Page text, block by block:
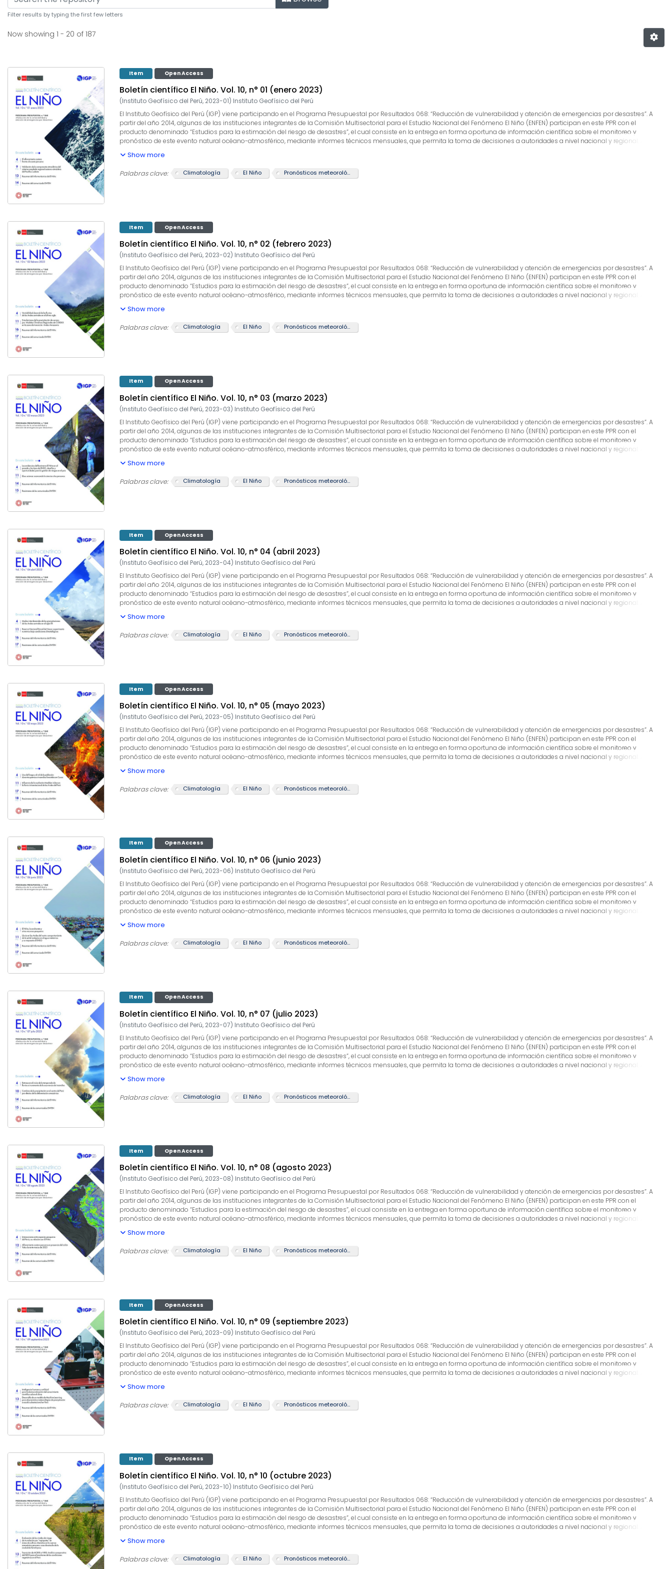
Filter results by typing the first few letters
Now showing 1 - 20 of 187
Item Open Access
Boletín científico El Niño. Vol. 10, n° 01 (enero 2023)
(Instituto Geofísico del Perú, 2023-01) Instituto Geofísico del Perú
El Instituto Geofísico del Perú (IGP) viene participando en el Programa Presupuestal por Resultados 068: “Reducción de vulnerabilidad y atención de emergencias por desastres”. A
partir del año 2014, algunas de las instituciones integrantes de la Comisión Multisectorial para el Estudio Nacional del Fenómeno El Niño (ENFEN) participan en este PPR con el
producto denominado “Estudios para la estimación del riesgo de desastres”, el cual consiste en la entrega en forma oportuna de información científica sobre el monitoreo y
pronóstico de este evento natural océano-atmosférico, mediante informes técnicos mensuales, que permita la toma de decisiones a autoridades a nivel nacional y regional. A este
climáticos internacionales, el desarrollo y validación de nuevos modelos de pronóstico, así como el desarrollo de estudios científicos que fortalecerán en forma continua la
capacidad para este fin. El presente boletín tiene como objetivo difundir conocimientos y avances científicos, además de noticias relacionadas, con la finalidad de mantener
informados a los usuarios y proporcionarles las herramientas para un uso óptimo de la información presentada.
Show more
Palabras clave: Climatología El Niño Pronósticos meteorológicos
Item Open Access
Boletín científico El Niño. Vol. 10, n° 02 (febrero 2023)
(Instituto Geofísico del Perú, 2023-02) Instituto Geofísico del Perú
El Instituto Geofísico del Perú (IGP) viene participando en el Programa Presupuestal por Resultados 068: “Reducción de vulnerabilidad y atención de emergencias por desastres”. A
partir del año 2014, algunas de las instituciones integrantes de la Comisión Multisectorial para el Estudio Nacional del Fenómeno El Niño (ENFEN) participan en este PPR con el
producto denominado “Estudios para la estimación del riesgo de desastres”, el cual consiste en la entrega en forma oportuna de información científica sobre el monitoreo y
pronóstico de este evento natural océano-atmosférico, mediante informes técnicos mensuales, que permita la toma de decisiones a autoridades a nivel nacional y regional. A este
climáticos internacionales, el desarrollo y validación de nuevos modelos de pronóstico, así como el desarrollo de estudios científicos que fortalecerán en forma continua la
capacidad para este fin. El presente boletín tiene como objetivo difundir conocimientos y avances científicos, además de noticias relacionadas, con la finalidad de mantener
informados a los usuarios y proporcionarles las herramientas para un uso óptimo de la información presentada.
Show more
Palabras clave: Climatología El Niño Pronósticos meteorológicos
Item Open Access
Boletín científico El Niño. Vol. 10, n° 03 (marzo 2023)
(Instituto Geofísico del Perú, 2023-03) Instituto Geofísico del Perú
El Instituto Geofísico del Perú (IGP) viene participando en el Programa Presupuestal por Resultados 068: “Reducción de vulnerabilidad y atención de emergencias por desastres”. A
partir del año 2014, algunas de las instituciones integrantes de la Comisión Multisectorial para el Estudio Nacional del Fenómeno El Niño (ENFEN) participan en este PPR con el
producto denominado “Estudios para la estimación del riesgo de desastres”, el cual consiste en la entrega en forma oportuna de información científica sobre el monitoreo y
pronóstico de este evento natural océano-atmosférico, mediante informes técnicos mensuales, que permita la toma de decisiones a autoridades a nivel nacional y regional. A este
climáticos internacionales, el desarrollo y validación de nuevos modelos de pronóstico, así como el desarrollo de estudios científicos que fortalecerán en forma continua la
capacidad para este fin. El presente boletín tiene como objetivo difundir conocimientos y avances científicos, además de noticias relacionadas, con la finalidad de mantener
informados a los usuarios y proporcionarles las herramientas para un uso óptimo de la información presentada.
Show more
Palabras clave: Climatología El Niño Pronósticos meteorológicos
Item Open Access
Boletín científico El Niño. Vol. 10, n° 04 (abril 2023)
(Instituto Geofísico del Perú, 2023-04) Instituto Geofísico del Perú
El Instituto Geofísico del Perú (IGP) viene participando en el Programa Presupuestal por Resultados 068: “Reducción de vulnerabilidad y atención de emergencias por desastres”. A
partir del año 2014, algunas de las instituciones integrantes de la Comisión Multisectorial para el Estudio Nacional del Fenómeno El Niño (ENFEN) participan en este PPR con el
producto denominado “Estudios para la estimación del riesgo de desastres”, el cual consiste en la entrega en forma oportuna de información científica sobre el monitoreo y
pronóstico de este evento natural océano-atmosférico, mediante informes técnicos mensuales, que permita la toma de decisiones a autoridades a nivel nacional y regional. A este
climáticos internacionales, el desarrollo y validación de nuevos modelos de pronóstico, así como el desarrollo de estudios científicos que fortalecerán en forma continua la
capacidad para este fin. El presente boletín tiene como objetivo difundir conocimientos y avances científicos, además de noticias relacionadas, con la finalidad de mantener
informados a los usuarios y proporcionarles las herramientas para un uso óptimo de la información presentada.
Show more
Palabras clave: Climatología El Niño Pronósticos meteorológicos
Item Open Access
Boletín científico El Niño. Vol. 10, n° 05 (mayo 2023)
(Instituto Geofísico del Perú, 2023-05) Instituto Geofísico del Perú
El Instituto Geofísico del Perú (IGP) viene participando en el Programa Presupuestal por Resultados 068: “Reducción de vulnerabilidad y atención de emergencias por desastres”. A
partir del año 2014, algunas de las instituciones integrantes de la Comisión Multisectorial para el Estudio Nacional del Fenómeno El Niño (ENFEN) participan en este PPR con el
producto denominado “Estudios para la estimación del riesgo de desastres”, el cual consiste en la entrega en forma oportuna de información científica sobre el monitoreo y
pronóstico de este evento natural océano-atmosférico, mediante informes técnicos mensuales, que permita la toma de decisiones a autoridades a nivel nacional y regional. A este
climáticos internacionales, el desarrollo y validación de nuevos modelos de pronóstico, así como el desarrollo de estudios científicos que fortalecerán en forma continua la
capacidad para este fin. El presente boletín tiene como objetivo difundir conocimientos y avances científicos, además de noticias relacionadas, con la finalidad de mantener
informados a los usuarios y proporcionarles las herramientas para un uso óptimo de la información presentada.
Show more
Palabras clave: Climatología El Niño Pronósticos meteorológicos
Item Open Access
Boletín científico El Niño. Vol. 10, n° 06 (junio 2023)
(Instituto Geofísico del Perú, 2023-06) Instituto Geofísico del Perú
El Instituto Geofísico del Perú (IGP) viene participando en el Programa Presupuestal por Resultados 068: “Reducción de vulnerabilidad y atención de emergencias por desastres”. A
partir del año 2014, algunas de las instituciones integrantes de la Comisión Multisectorial para el Estudio Nacional del Fenómeno El Niño (ENFEN) participan en este PPR con el
producto denominado “Estudios para la estimación del riesgo de desastres”, el cual consiste en la entrega en forma oportuna de información científica sobre el monitoreo y
pronóstico de este evento natural océano-atmosférico, mediante informes técnicos mensuales, que permita la toma de decisiones a autoridades a nivel nacional y regional. A este
climáticos internacionales, el desarrollo y validación de nuevos modelos de pronóstico, así como el desarrollo de estudios científicos que fortalecerán en forma continua la
capacidad para este fin. El presente boletín tiene como objetivo difundir conocimientos y avances científicos, además de noticias relacionadas, con la finalidad de mantener
informados a los usuarios y proporcionarles las herramientas para un uso óptimo de la información presentada.
Show more
Palabras clave: Climatología El Niño Pronósticos meteorológicos
Item Open Access
Boletín científico El Niño. Vol. 10, n° 07 (julio 2023)
(Instituto Geofísico del Perú, 2023-07) Instituto Geofísico del Perú
El Instituto Geofísico del Perú (IGP) viene participando en el Programa Presupuestal por Resultados 068: “Reducción de vulnerabilidad y atención de emergencias por desastres”. A
partir del año 2014, algunas de las instituciones integrantes de la Comisión Multisectorial para el Estudio Nacional del Fenómeno El Niño (ENFEN) participan en este PPR con el
producto denominado “Estudios para la estimación del riesgo de desastres”, el cual consiste en la entrega en forma oportuna de información científica sobre el monitoreo y
pronóstico de este evento natural océano-atmosférico, mediante informes técnicos mensuales, que permita la toma de decisiones a autoridades a nivel nacional y regional. A este
climáticos internacionales, el desarrollo y validación de nuevos modelos de pronóstico, así como el desarrollo de estudios científicos que fortalecerán en forma continua la
capacidad para este fin. El presente boletín tiene como objetivo difundir conocimientos y avances científicos, además de noticias relacionadas, con la finalidad de mantener
informados a los usuarios y proporcionarles las herramientas para un uso óptimo de la información presentada.
Show more
Palabras clave: Climatología El Niño Pronósticos meteorológicos
Item Open Access
Boletín científico El Niño. Vol. 10, n° 08 (agosto 2023)
(Instituto Geofísico del Perú, 2023-08) Instituto Geofísico del Perú
El Instituto Geofísico del Perú (IGP) viene participando en el Programa Presupuestal por Resultados 068: “Reducción de vulnerabilidad y atención de emergencias por desastres”. A
partir del año 2014, algunas de las instituciones integrantes de la Comisión Multisectorial para el Estudio Nacional del Fenómeno El Niño (ENFEN) participan en este PPR con el
producto denominado “Estudios para la estimación del riesgo de desastres”, el cual consiste en la entrega en forma oportuna de información científica sobre el monitoreo y
pronóstico de este evento natural océano-atmosférico, mediante informes técnicos mensuales, que permita la toma de decisiones a autoridades a nivel nacional y regional. A este
climáticos internacionales, el desarrollo y validación de nuevos modelos de pronóstico, así como el desarrollo de estudios científicos que fortalecerán en forma continua la
capacidad para este fin. El presente boletín tiene como objetivo difundir conocimientos y avances científicos, además de noticias relacionadas, con la finalidad de mantener
informados a los usuarios y proporcionarles las herramientas para un uso óptimo de la información presentada.
Show more
Palabras clave: Climatología El Niño Pronósticos meteorológicos
Item Open Access
Boletín científico El Niño. Vol. 10, n° 09 (septiembre 2023)
(Instituto Geofísico del Perú, 2023-09) Instituto Geofísico del Perú
El Instituto Geofísico del Perú (IGP) viene participando en el Programa Presupuestal por Resultados 068: “Reducción de vulnerabilidad y atención de emergencias por desastres”. A
partir del año 2014, algunas de las instituciones integrantes de la Comisión Multisectorial para el Estudio Nacional del Fenómeno El Niño (ENFEN) participan en este PPR con el
producto denominado “Estudios para la estimación del riesgo de desastres”, el cual consiste en la entrega en forma oportuna de información científica sobre el monitoreo y
pronóstico de este evento natural océano-atmosférico, mediante informes técnicos mensuales, que permita la toma de decisiones a autoridades a nivel nacional y regional. A este
climáticos internacionales, el desarrollo y validación de nuevos modelos de pronóstico, así como el desarrollo de estudios científicos que fortalecerán en forma continua la
capacidad para este fin. El presente boletín tiene como objetivo difundir conocimientos y avances científicos, además de noticias relacionadas, con la finalidad de mantener
informados a los usuarios y proporcionarles las herramientas para un uso óptimo de la información presentada.
Show more
Palabras clave: Climatología El Niño Pronósticos meteorológicos
Item Open Access
Boletín científico El Niño. Vol. 10, n° 10 (octubre 2023)
(Instituto Geofísico del Perú, 2023-10) Instituto Geofísico del Perú
El Instituto Geofísico del Perú (IGP) viene participando en el Programa Presupuestal por Resultados 068: “Reducción de vulnerabilidad y atención de emergencias por desastres”. A
partir del año 2014, algunas de las instituciones integrantes de la Comisión Multisectorial para el Estudio Nacional del Fenómeno El Niño (ENFEN) participan en este PPR con el
producto denominado “Estudios para la estimación del riesgo de desastres”, el cual consiste en la entrega en forma oportuna de información científica sobre el monitoreo y
pronóstico de este evento natural océano-atmosférico, mediante informes técnicos mensuales, que permita la toma de decisiones a autoridades a nivel nacional y regional. A este
climáticos internacionales, el desarrollo y validación de nuevos modelos de pronóstico, así como el desarrollo de estudios científicos que fortalecerán en forma continua la
capacidad para este fin. El presente boletín tiene como objetivo difundir conocimientos y avances científicos, además de noticias relacionadas, con la finalidad de mantener
informados a los usuarios y proporcionarles las herramientas para un uso óptimo de la información presentada.
Show more
Palabras clave: Climatología El Niño Pronósticos meteorológicos